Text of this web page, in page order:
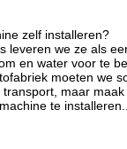
zelf installeren?
leveren we ze als
en water voor te
moeten we
maar
te installeren..